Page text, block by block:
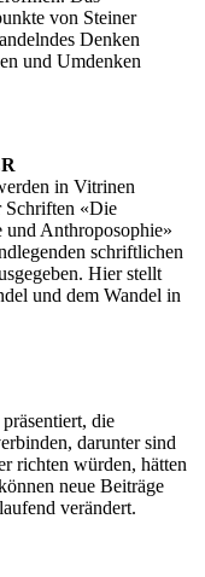
von Steiner
Denken
und Umdenken
in Vitrinen
Schriften «Die
und Anthroposophie»
schriftlichen
Hier stellt
und dem Wandel in
die
darunter sind
richten würden, hätten
neue Beiträge
verändert.